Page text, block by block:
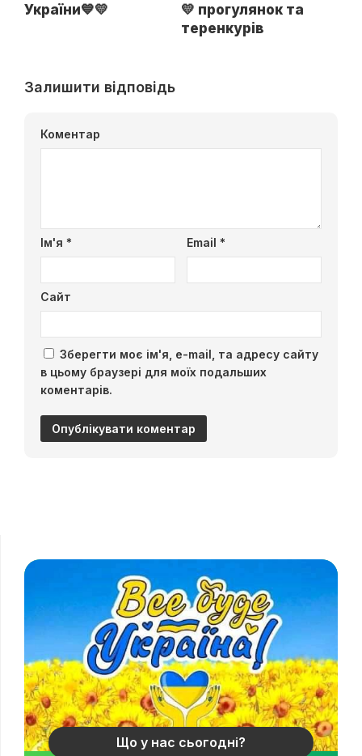
України💙💛
💛 прогулянок та
теренкурів
Залишити відповідь
Коментар
Ім'я * Email *
Сайт
Зберегти моє ім'я, e-mail, та адресу сайту
в цьому браузері для моїх подальших
коментарів.
Що у нас сьогодні?